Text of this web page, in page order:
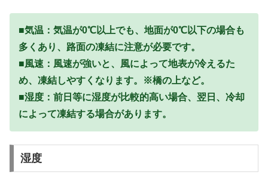
■気温：気温が0℃以上でも、地面が0℃以下の場合も
多くあり、路面の凍結に注意が必要です。
■風速：風速が強いと、風によって地表が冷えるた
め、凍結しやすくなります。※橋の上など。
■湿度：前日等に湿度が比較的高い場合、翌日、冷却
によって凍結する場合があります。
湿度